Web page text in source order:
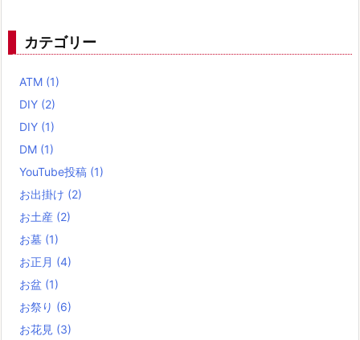
カテゴリー
ATM (1)
DIY (2)
DIY (1)
DM (1)
YouTube投稿 (1)
お出掛け (2)
お土産 (2)
お墓 (1)
お正月 (4)
お盆 (1)
お祭り (6)
お花見 (3)